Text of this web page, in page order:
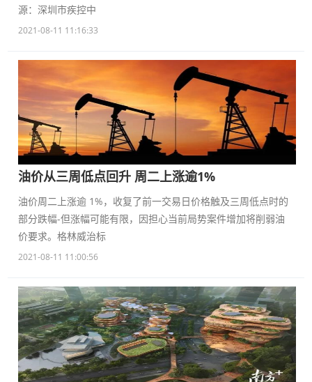
源：深圳市疾控中
2021-08-11 11:16:33
油价从三周低点回升 周二上涨逾1%
油价周二上涨逾 1%，收复了前一交易日价格触及三周低点时的
部分跌幅-但涨幅可能有限，因担心当前局势案件增加将削弱油
价要求。格林威治标
2021-08-11 11:00:56